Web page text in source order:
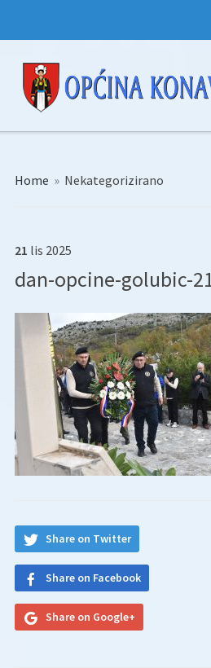
Home » Nekategorizirano
21 lis 2025
dan-opcine-golubic-
Share on Twitter
Share on Facebook
Share on Google+